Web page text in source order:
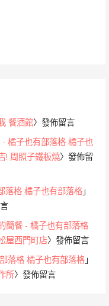
餐酒館〉發佈留言
- 橘子也有部落格 橘子也
! 周照子鐵板燒〉發佈留
落格 橘子也有部落格 」
簡餐 - 橘子也有部落格
屋西門町店〉發佈留言
落格 橘子也有部落格 」
所〉發佈留言